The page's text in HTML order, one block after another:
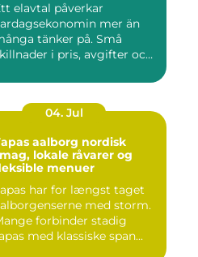
elavtal påverkar
mer än
tänker på. Små
i pris, avgifter och
04. Jul
aalborg nordisk
lokale råvarer og
menuer
har for længst taget
med storm.
forbinder stadig
med klassiske span...